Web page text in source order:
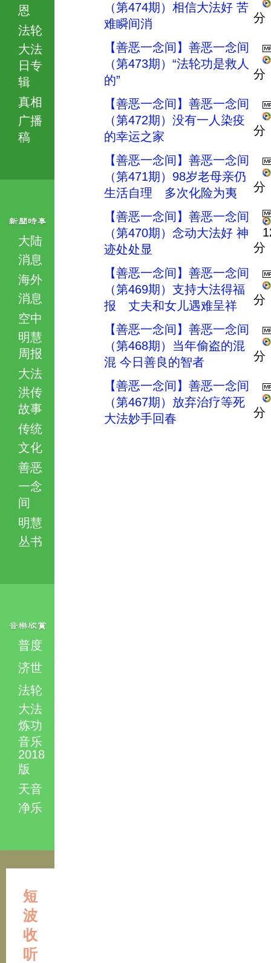
恩
法轮
大法
日专
辑
真相
广播
稿
大陆
消息
海外
消息
空中
明慧
周报
大法
洪传
故事
传统
文化
善恶
一念
间
明慧
丛书
普度
济世
法轮
大法
炼功
音乐
2018
版
天音
净乐
短
波
收
听
（第474期）相信大法好 苦
难瞬间消
分
【善恶一念间】善恶一念间
（第473期）“法轮功是救人
的”
分
【善恶一念间】善恶一念间
（第472期）没有一人染疫
的幸运之家
分
【善恶一念间】善恶一念间
（第471期）98岁老母亲仍
生活自理 多次化险为夷
分
【善恶一念间】善恶一念间
（第470期）念动大法好 神
迹处处显
分
【善恶一念间】善恶一念间
（第469期）支持大法得福
报 丈夫和女儿遇难呈祥
分
【善恶一念间】善恶一念间
（第468期）当年偷盗的混
混 今日善良的智者
分
【善恶一念间】善恶一念间
（第467期）放弃治疗等死
大法妙手回春
分